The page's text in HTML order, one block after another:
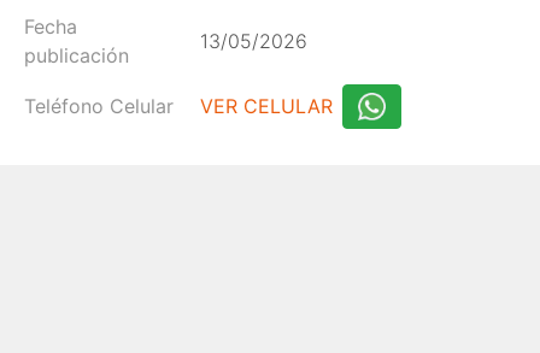
Fecha
publicación
13/05/2026
Teléfono Celular VER CELULAR